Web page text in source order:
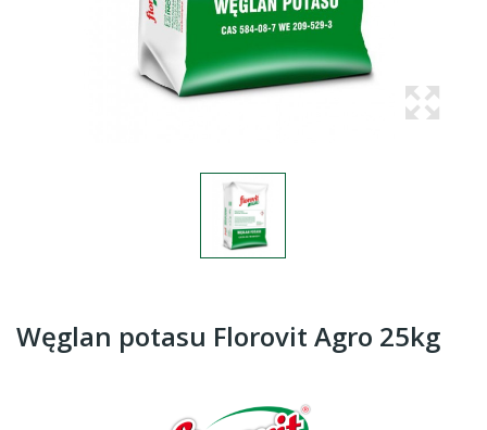
Węglan potasu Florovit Agro 25kg